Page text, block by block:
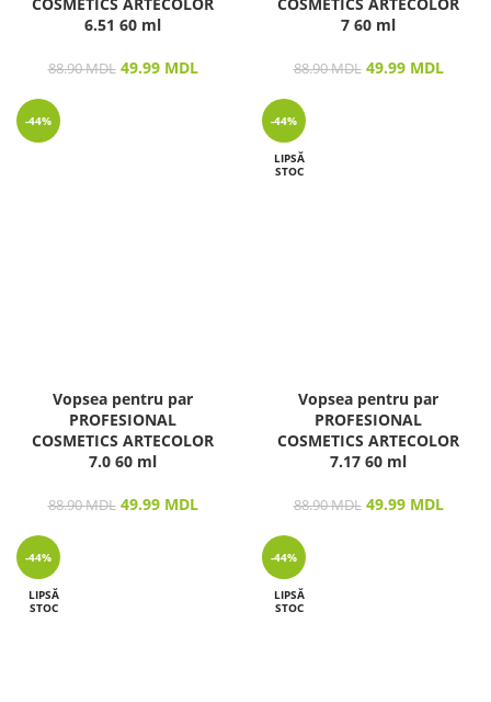
6.51 60 ml
88.90MDL 49.99 MDL
7 60 ml
88.90MDL 49.99 MDL
-44%
Vopsea pentru par
PROFESIONAL
COSMETICS ARTECOLOR
7.0 60 ml
88.90MDL 49.99 MDL
-44%
LIPSĂ
STOC
Vopsea pentru par
PROFESIONAL
COSMETICS ARTECOLOR
7.17 60 ml
88.90MDL 49.99 MDL
-44%
LIPSĂ
STOC
-44%
LIPSĂ
STOC